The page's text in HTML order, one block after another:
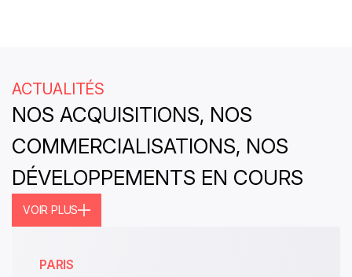
ACTUALITÉS
NOS ACQUISITIONS, NOS
COMMERCIALISATIONS, NOS
DÉVELOPPEMENTS EN COURS
VOIR PLUS
PARIS